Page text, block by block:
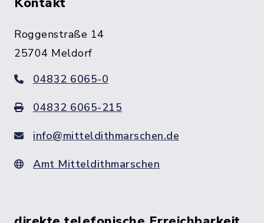
Roggenstraße 14
25704 Meldorf
04832 6065-0
04832 6065-215
info@mitteldithmarschen.de
Amt Mitteldithmarschen